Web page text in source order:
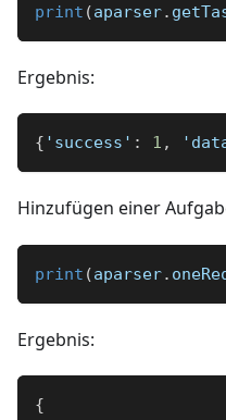
print (aparser.
Ergebnis:
{ 'success' : 1 ,
Hinzufügen einer
print (aparser.
Ergebnis:
{